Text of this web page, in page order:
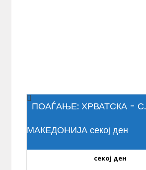
ПОАЃАЊЕ: ХРВАТСКА - С.
МАКЕДОНИЈА секој ден
секој ден